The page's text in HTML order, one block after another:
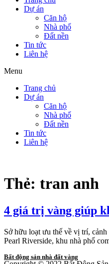
Dự án
Căn hộ
Nhà phố
Đất nền
Tin tức
Liên hệ
Menu
Trang chủ
Dự án
Căn hộ
Nhà phố
Đất nền
Tin tức
Liên hệ
Thẻ: tran anh
4 giá trị vàng giúp
Sở hữu loạt ưu thế về vị trí,
Pearl Riverside, khu nhà phố
Bất động sản nhà đất vàng